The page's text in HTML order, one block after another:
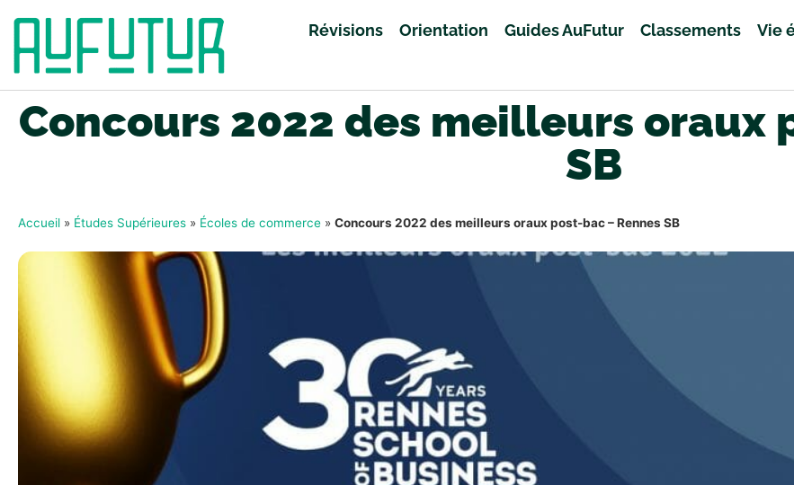
Révisions Orientation Guides AuFutur Classements Vie
Concours 2022 des meilleurs oraux
SB
Accueil » Études Supérieures » Écoles de commerce » Concours 2022 des meilleurs oraux post-bac – Rennes SB